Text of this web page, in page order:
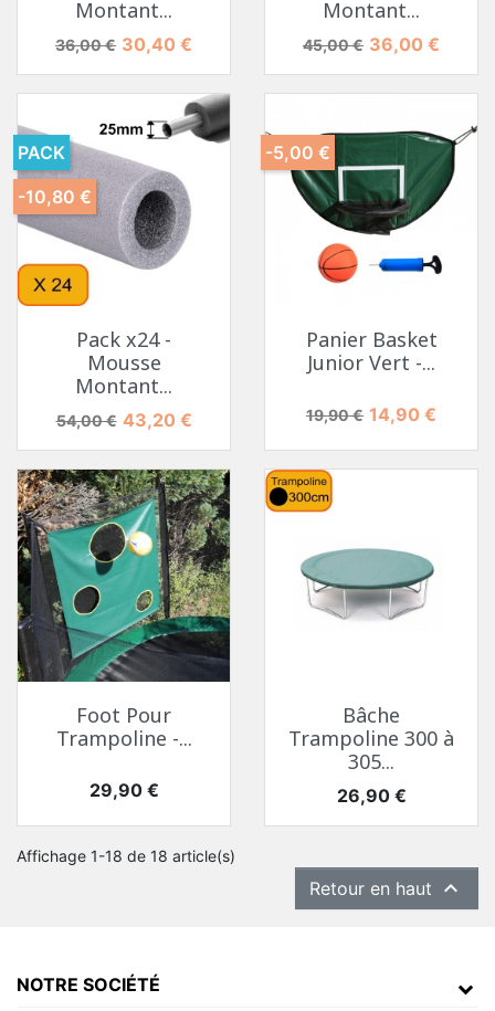
Montant...
Prix de base
36,00 € Prix
30,40 €
Montant...
Prix de base
45,00 € Prix
36,00 €
Pack x24 -
Mousse
Montant...
Prix de base
54,00 € Prix
43,20 €
PACK
-10,80 €
Panier Basket
Junior Vert -...
Prix de base
19,90 € Prix
14,90 €
-5,00 €
Foot Pour
Trampoline -...
Prix
29,90 €
Bâche
Trampoline 300 à
305...
Prix
26,90 €
Affichage 1-18 de 18 article(s)
Retour en haut 
NOTRE SOCIÉTÉ